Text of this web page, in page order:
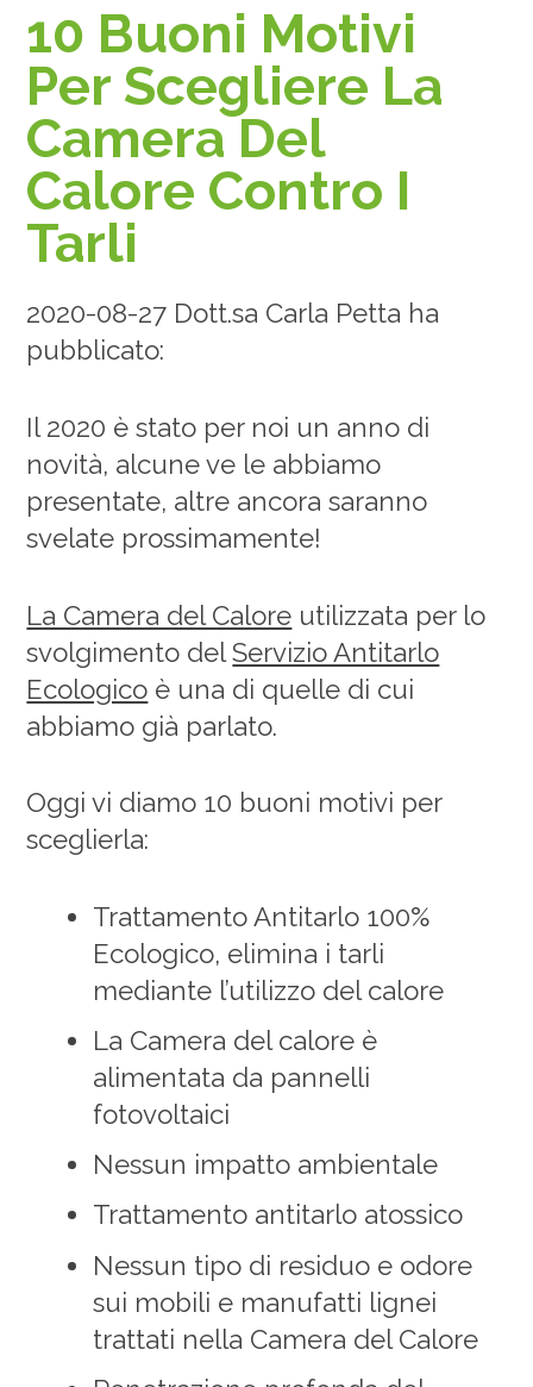
10 Buoni Motivi
Per Scegliere La
Camera Del
Calore Contro I
Tarli
2020-08-27 Dott.sa Carla Petta ha
pubblicato:
Il 2020 è stato per noi un anno di
novità, alcune ve le abbiamo
presentate, altre ancora saranno
svelate prossimamente!
La Camera del Calore utilizzata per lo
svolgimento delServizio Antitarlo
Ecologico è una di quelle di cui
abbiamo già parlato.
Oggi vi diamo 10 buoni motivi per
sceglierla:
Trattamento Antitarlo 100%
Ecologico, elimina i tarli
mediante l’utilizzo del calore
La Camera del calore è
alimentata da pannelli
fotovoltaici
Nessun impatto ambientale
Trattamento antitarlo atossico
Nessun tipo di residuo e odore
sui mobili e manufatti lignei
trattati nella Camera del Calore